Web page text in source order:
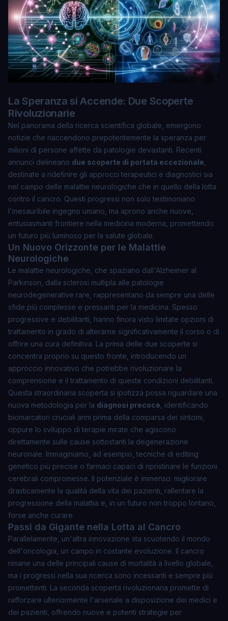
La Speranza si Accende: Due Scoperte
Rivoluzionarie
Nel panorama della ricerca scientifica globale, emergono
notizie che riaccendono prepotentemente la speranza per
milioni di persone affette da patologie devastanti. Recenti
annunci delineano due scoperte di portata eccezionale
destinate a ridefinire gli approcci terapeutici e diagnostici sia
nel campo delle malattie neurologiche che in quello della lotta
contro il cancro. Questi progressi non solo testimoniano
l'inesauribile ingegno umano, ma aprono anche nuove,
entusiasmanti frontiere nella medicina moderna, promettendo
un futuro più luminoso per la salute globale.
Un Nuovo Orizzonte per le Malattie
Neurologiche
Le malattie neurologiche, che spaziano dall'Alzheimer al
Parkinson, dalla sclerosi multipla alle patologie
neurodegenerative rare, rappresentano da sempre una delle
sfide più complesse e pressanti per la medicina. Spesso
progressive e debilitanti, hanno finora visto limitate opzioni di
trattamento in grado di alterarne significativamente il corso o di
offrire una cura definitiva. La prima delle due scoperte si
concentra proprio su questo fronte, introducendo un
approccio innovativo che potrebbe rivoluzionare la
comprensione e il trattamento di queste condizioni debilitanti.
Questa straordinaria scoperta si ipotizza possa riguardare una
nuova metodologia per la diagnosi precoce , identificando
biomarcatori cruciali anni prima della comparsa dei sintomi,
oppure lo sviluppo di terapie mirate che agiscono
direttamente sulle cause sottostanti la degenerazione
neuronale. Immaginiamo, ad esempio, tecniche di editing
genetico più precise o farmaci capaci di ripristinare le funzioni
cerebrali compromesse. Il potenziale è immenso: migliorare
drasticamente la qualità della vita dei pazienti, rallentare la
progressione della malattia e, in un futuro non troppo lontano,
forse anche curare.
Passi da Gigante nella Lotta al Cancro
Parallelamente, un'altra innovazione sta scuotendo il mondo
dell'oncologia, un campo in costante evoluzione. Il cancro
rimane una delle principali cause di mortalità a livello globale,
ma i progressi nella sua ricerca sono incessanti e sempre più
promettenti. La seconda scoperta rivoluzionaria promette di
rafforzare ulteriormente l'arsenale a disposizione dei medici e
dei pazienti, offrendo nuove e potenti strategie per